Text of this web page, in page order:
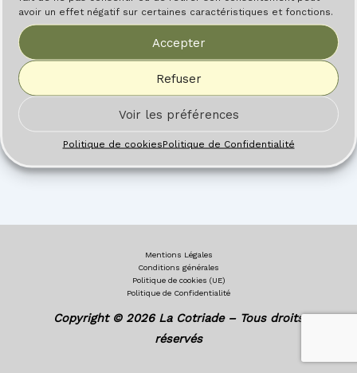
avoir un effet négatif sur certaines caractéristiques et fonctions.
Accepter
Refuser
Voir les préférences
Politique de cookiesPolitique de Confidentialité
Mentions Légales
Conditions générales
Politique de cookies (UE)
Politique de Confidentialité
Copyright © 2026 La Cotriade – Tous droits
réservés